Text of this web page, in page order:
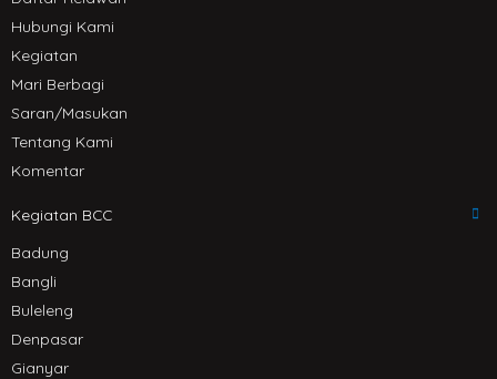
Hubungi Kami
Kegiatan
Mari Berbagi
Saran/Masukan
Tentang Kami
Komentar
Kegiatan BCC
Badung
Bangli
Buleleng
Denpasar
Gianyar